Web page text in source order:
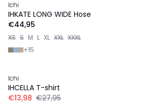
Ichi
IHKATE LONG WIDE Hose
€44,95
XS S M L XL XXL XXXL
+15
Ichi
IHCELLA T-shirt
€13,98 €27,95